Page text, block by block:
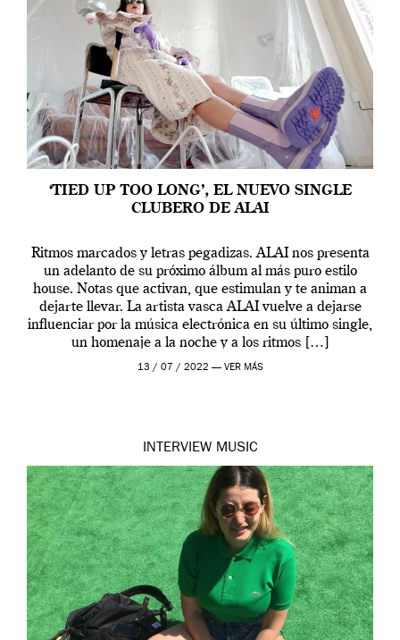
‘TIED UP TOO LONG’, EL NUEVO SINGLE
CLUBERO DE ALAI
Ritmos marcados y letras pegadizas. ALAI nos presenta
un adelanto de su próximo álbum al más puro estilo
house. Notas que activan, que estimulan y te animan a
dejarte llevar. La artista vasca ALAI vuelve a dejarse
influenciar por la música electrónica en su último single,
un homenaje a la noche y a los ritmos […]
13 / 07 / 2022 — VER MÁS
INTERVIEW MUSIC